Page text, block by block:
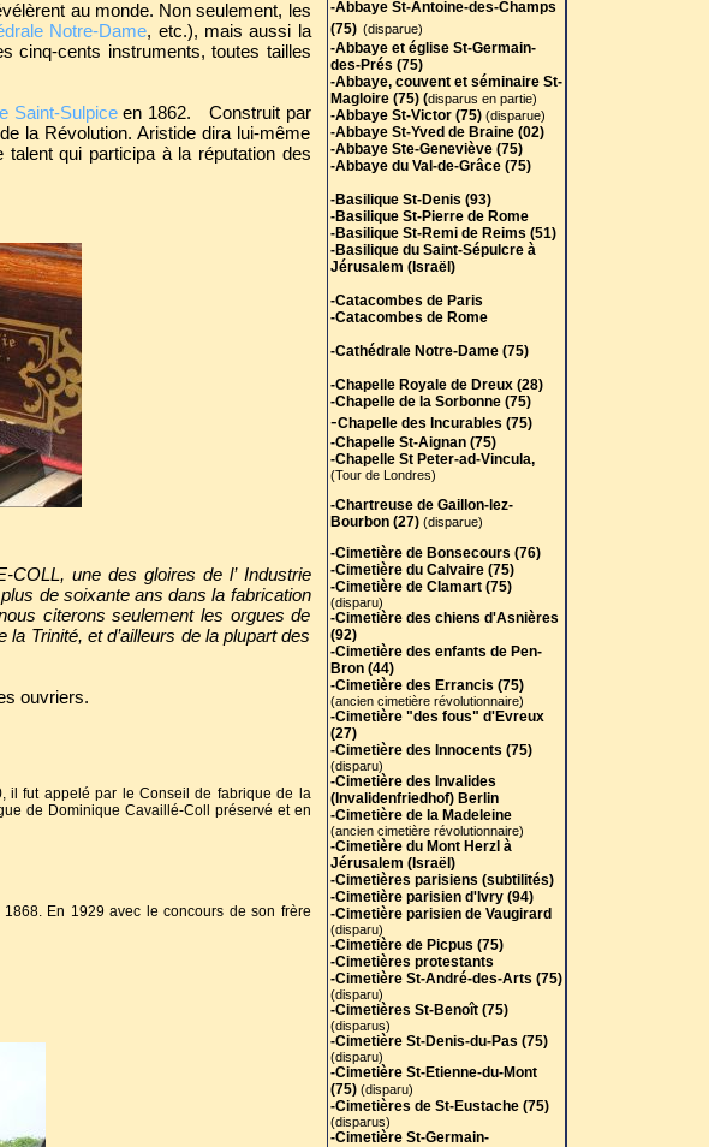
COLL, une des gloires de l’ Industrie
de soixante ans dans la fabrication
citerons seulement les orgues de
Trinité, et d’ailleurs de la plupart des
ouvriers.
il fut appelé par le Conseil de fabrique de la
de Dominique Cavaillé-Coll préservé et en
En 1929 avec le concours de son frère
au monde. Non seulement, les
Notre-Dame, etc.), mais aussi la
cinq-cents instruments, toutes tailles
Saint-Sulpiceen 1862. Construit par
la Révolution. Aristide dira lui-même
talent qui participa à la réputation des
-Abbaye St-Antoine-des-Champs
(75) (disparue)
-Abbaye et église St-Germain-
des-Prés (75)
-Abbaye, couvent et séminaire St-
Magloire (75) (disparus en partie)
-Abbaye St-Victor (75) (disparue)
-Abbaye St-Yved de Braine (02)
-Abbaye Ste-Geneviève (75)
-Abbaye du Val-de-Grâce (75)
-Basilique St-Denis (93)
-Basilique St-Pierre de Rome
-Basilique St-Remi de Reims (51)
-Basilique du Saint-Sépulcre à
Jérusalem (Israël)
-Catacombes de Paris
-Catacombes de Rome
-Cathédrale Notre-Dame (75)
-Chapelle Royale de Dreux (28)
-Chapelle de la Sorbonne (75)
-Chapelle des Incurables (75)
-Chapelle St-Aignan (75)
-Chapelle St Peter-ad-Vincula,
(Tour de Londres)
-Chartreuse de Gaillon-lez-
Bourbon (27) (disparue)
-Cimetière de Bonsecours (76)
-Cimetière du Calvaire (75)
-Cimetière de Clamart (75)
(disparu)
-Cimetière des chiens d'Asnières
(92)
-Cimetière des enfants de Pen-
Bron (44)
-Cimetière des Errancis (75)
(ancien cimetière révolutionnaire)
-Cimetière "des fous" d'Evreux
(27)
-Cimetière des Innocents (75)
(disparu)
-Cimetière des Invalides
(Invalidenfriedhof) Berlin
-Cimetière de la Madeleine
(ancien cimetière révolutionnaire)
-Cimetière du Mont Herzl à
Jérusalem (Israël)
-Cimetières parisiens (subtilités)
-Cimetière parisien d'Ivry (94)
-Cimetière parisien de Vaugirard
(disparu)
-Cimetière de Picpus (75)
-Cimetières protestants
-Cimetière St-André-des-Arts (75)
(disparu)
-Cimetières St-Benoît (75)
(disparus)
-Cimetière St-Denis-du-Pas (75)
(disparu)
-Cimetière St-Etienne-du-Mont
(75) (disparu)
-Cimetières de St-Eustache (75)
(disparus)
-Cimetière St-Germain-